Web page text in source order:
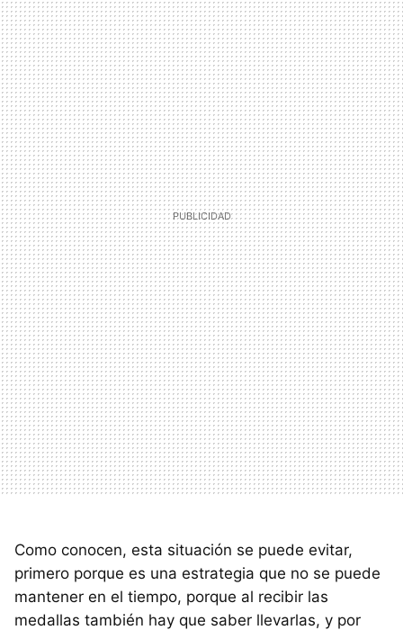
Como conocen, esta situación se puede evitar,
primero porque es una estrategia que no se puede
mantener en el tiempo, porque al recibir las
medallas también hay que saber llevarlas, y por